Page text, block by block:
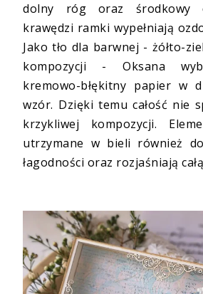
dolny róg oraz środkowy
krawędzi ramki wypełniają
Jako tło dla barwnej - żółto-
kompozycji - Oksana
kremowo-błękitny papier w
wzór. Dzięki temu całość nie
krzykliwej kompozycji.
utrzymane w bieli również
łagodności oraz rozjaśniają